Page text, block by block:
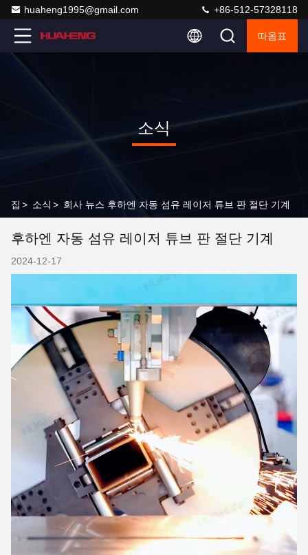
huaheng1995@gmail.com +86-512-57328118
따옴표
소식
집 > 소식 > 회사 뉴스 후하엔 자동 섬유 레이저 튜브 판 절단 기계
후하엔 자동 섬유 레이저 튜브 판 절단 기계
2024-12-17